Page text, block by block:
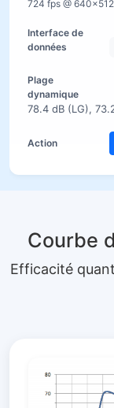
724 fps @
78.4 dB (LG),
Courbe
Efficacité